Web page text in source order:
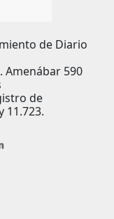
de Diario
Amenábar 590
de
11.723.